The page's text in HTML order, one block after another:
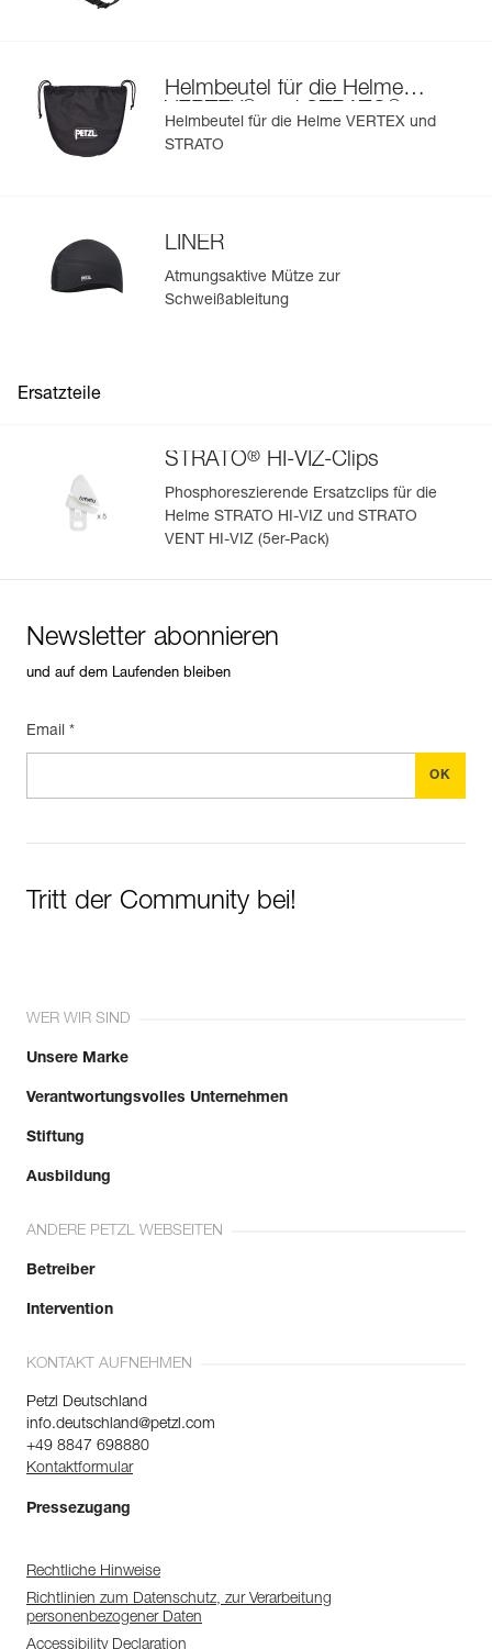
Helmbeutel für die Helme
VERTEX und STRATO
Helmbeutel für die Helme VERTEX und
STRATO
LINER
Atmungsaktive Mütze zur
Schweißableitung
Ersatzteile
STRATO® HI-VIZ-Clips
Phosphoreszierende Ersatzclips für die
Helme STRATO HI-VIZ und STRATO
VENT HI-VIZ (5er-Pack)
Newsletter abonnieren
und auf dem Laufenden bleiben
Email *
Tritt der Community bei!
WER WIR SIND
Unsere Marke
Verantwortungsvolles Unternehmen
Stiftung
Ausbildung
ANDERE PETZL WEBSEITEN
Betreiber
Intervention
KONTAKT AUFNEHMEN
Petzl Deutschland
info.deutschland@petzl.com
+49 8847 698880
Kontaktformular
Pressezugang
Rechtliche Hinweise
Richtlinien zum Datenschutz, zur Verarbeitung
personenbezogener Daten
Accessibility Declaration